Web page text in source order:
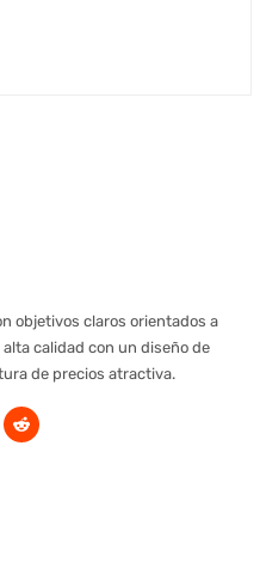
objetivos claros orientados a
calidad con un diseño de
de precios atractiva.